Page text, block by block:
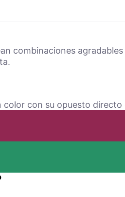
combinaciones
color con su opuesto